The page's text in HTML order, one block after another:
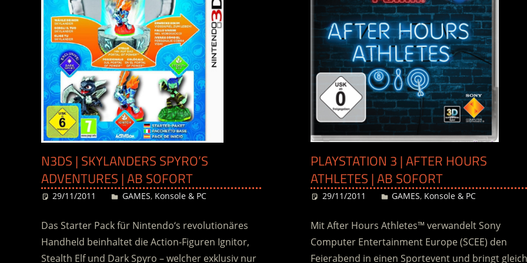
N3DS | SKYLANDERS SPYRO’S
ADVENTURES | AB SOFORT
29/11/2011 Desiree
GAMES, Konsole & PC
Das Starter Pack für Nintendo‘s revolutionäres
Handheld beinhaltet die Action-Figuren Ignitor,
Stealth Elf und Dark Spyro – welcher exklusiv nur
PLAYSTATION 3 | AFTER HOURS
ATHLETES | AB SOFORT
29/11/2011 Desiree
GAMES, Konsole & PC
Mit After Hours Athletes™ verwandelt Sony
Computer Entertainment Europe (SCEE) den
Feierabend in einen Sportevent und bringt gleich